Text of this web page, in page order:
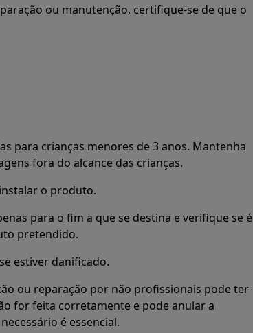
ou manutenção, certifique-se de que o
para crianças menores de 3 anos. Mantenha
fora do alcance das crianças.
o produto.
para o fim a que se destina e verifique se é
pretendido.
estiver danificado.
ou reparação por não profissionais pode ter
for feita corretamente e pode anular a
é essencial.